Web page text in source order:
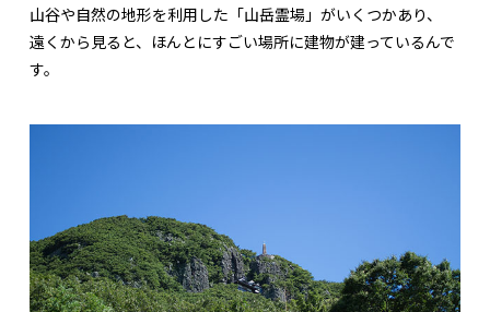
山谷や自然の地形を利用した「山岳霊場」がいくつかあり、
遠くから見ると、ほんとにすごい場所に建物が建っているんで
す。